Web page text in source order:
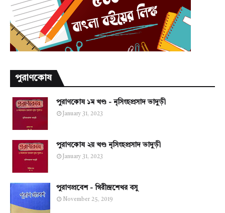
পুরাণকোষ
পুরাণকোষ ১ম খণ্ড - নৃসিংহপ্রসাদ ভাদুড়ী
January 31, 2023
পুরাণকোষ ২য় খণ্ড নৃসিংহপ্রসাদ ভাদুড়ী
January 31, 2023
পুরাণপ্রবেশ - গিরীন্দ্রশেখর বসু
November 25, 2019